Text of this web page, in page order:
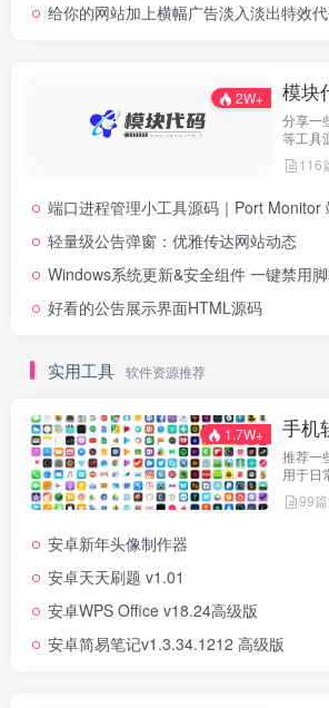
给你的网站加上横幅广告淡入淡出特效
2W+ 模块
分享一
等工具
116
端口进程管理小工具源码｜Port Monitor
轻量级公告弹窗：优雅传达网站动态
Windows系统更新&安全组件 一键禁用
好看的公告展示界面HTML源码
实用工具 软件资源推荐
1.7W+ 手机
推荐一
用于日
维护，
99
安卓新年头像制作器
安卓天天刷题 v1.01
安卓WPS Office v18.24高级版
安卓简易笔记v1.3.34.1212 高级版